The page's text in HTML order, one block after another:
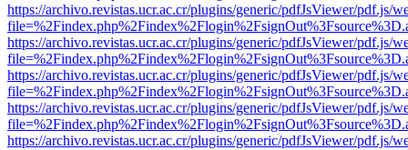
https://archivo.revistas.ucr.ac.cr/plugins/generic/pdfJsViewer/pdf.js/
https://archivo.revistas.ucr.ac.cr/plugins/generic/pdfJsViewer/pdf.js/
https://archivo.revistas.ucr.ac.cr/plugins/generic/pdfJsViewer/pdf.js/
https://archivo.revistas.ucr.ac.cr/plugins/generic/pdfJsViewer/pdf.js/
https://archivo.revistas.ucr.ac.cr/plugins/generic/pdfJsViewer/pdf.js/